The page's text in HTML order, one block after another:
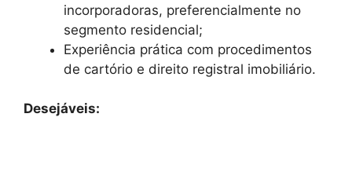
incorporadoras, preferencialmente no
segmento residencial;
Experiência prática com procedimentos
de cartório e direito registral imobiliário.
Desejáveis: